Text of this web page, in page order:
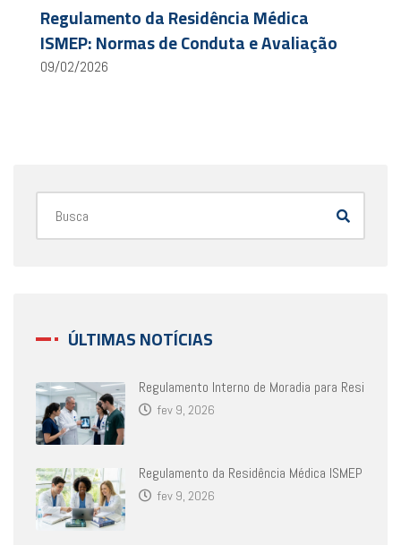
Regulamento da Residência Médica
ISMEP: Normas de Conduta e Avaliação
09/02/2026
ÚLTIMAS NOTÍCIAS
Regulamento Interno de Moradia para Resi
fev 9, 2026
Regulamento da Residência Médica ISMEP
fev 9, 2026